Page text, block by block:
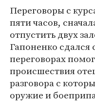
Переговоры с
пяти часов,
отпустить двух
Гапоненко
переговорах
происшествия
разговора с
оружие и